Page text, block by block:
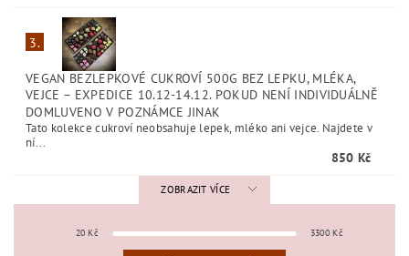
3.
VEGAN BEZLEPKOVÉ CUKROVÍ 500G BEZ LEPKU, MLÉKA,
VEJCE – EXPEDICE 10.12-14.12. POKUD NENÍ INDIVIDUÁLNĚ
DOMLUVENO V POZNÁMCE JINAK
Tato kolekce cukroví neobsahuje lepek, mléko ani vejce. Najdete v
ní...
850 Kč
ZOBRAZIT VÍCE
20 Kč 3300 Kč